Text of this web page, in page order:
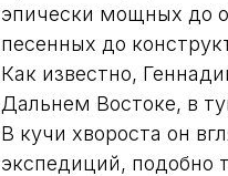
эпически мощных до
песенных до
Как известно,
Дальнем Востоке, в
В кучи хвороста он
экспедиций, подобно